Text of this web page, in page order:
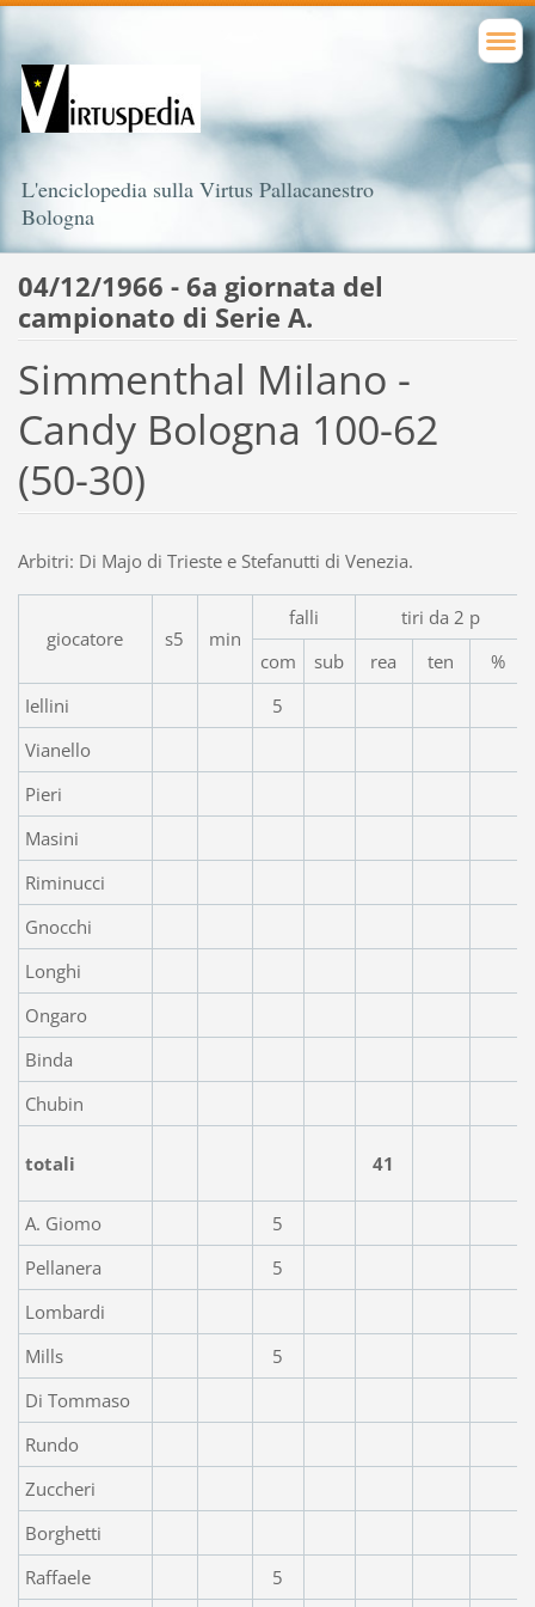
L'enciclopedia sulla Virtus Pallacanestro
Bologna
04/12/1966 - 6a giornata del
campionato di Serie A.
Simmenthal Milano -
Candy Bologna 100-62
(50-30)
Arbitri: Di Majo di Trieste e Stefanutti di Venezia.
giocatore s5 min
falli
tiri da 2 p
com
sub rea ten
%
Iellini
5
Vianello
Pieri
Masini
Riminucci
Gnocchi
Longhi
Ongaro
Binda
Chubin
totali 41
A. Giomo
5
Pellanera
5
Lombardi
Mills
5
Di Tommaso
Rundo
Zuccheri
Borghetti
Raffaele
5